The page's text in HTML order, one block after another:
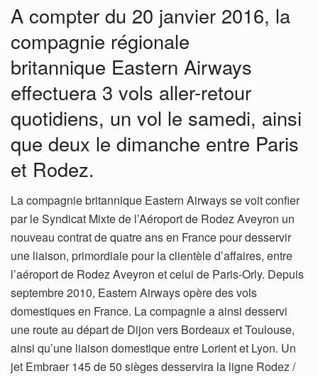
A compter du 20 janvier 2016, la
compagnie régionale
britannique Eastern Airways
effectuera 3 vols aller-retour
quotidiens, un vol le samedi, ainsi
que deux le dimanche entre Paris
et Rodez.
La compagnie britannique Eastern Airways se voit confier
par le Syndicat Mixte de l’Aéroport de Rodez Aveyron un
nouveau contrat de quatre ans en France pour desservir
une liaison, primordiale pour la clientèle d’affaires, entre
l’aéroport de Rodez Aveyron et celui de Paris-Orly. Depuis
septembre 2010, Eastern Airways opère des vols
domestiques en France. La compagnie a ainsi desservi
une route au départ de Dijon vers Bordeaux et Toulouse,
ainsi qu’une liaison domestique entre Lorient et Lyon. Un
jet Embraer 145 de 50 sièges desservira la ligne Rodez /